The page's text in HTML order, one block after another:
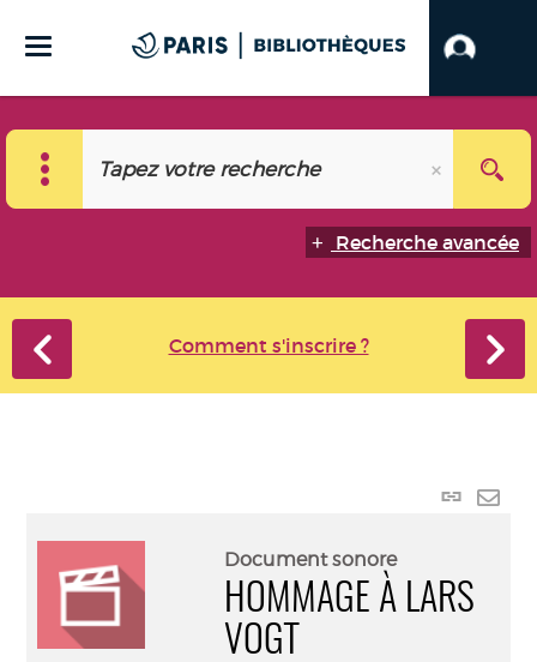
Recherche avancée
Comment s'inscrire ?
Lien
Document sonore
HOMMAGE À LARS
VOGT